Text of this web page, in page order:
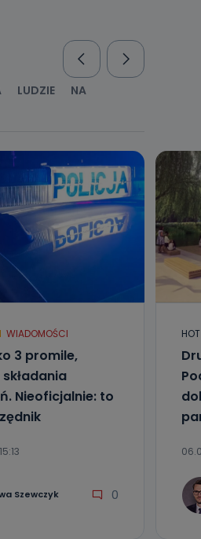
LUDZIE
NA
WIADOMOŚCI
3 promile,
Nieoficjalnie: to
Szewczyk 0
HOT